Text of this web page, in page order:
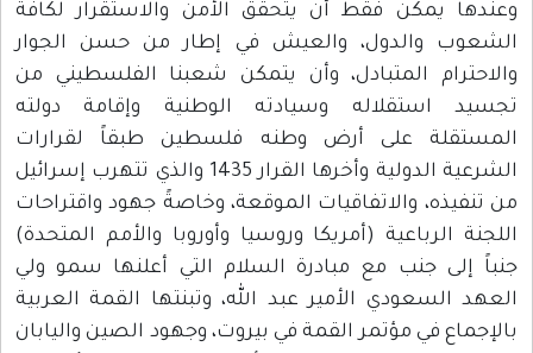
وعندها يمكن فقط أن يتحقق الأمن والاستقرار لكافة
الشعوب والدول، والعيش في إطار من حسن الجوار
والاحترام المتبادل، وأن يتمكن شعبنا الفلسطيني من
تجسيد استقلاله وسيادته الوطنية وإقامة دولته
المستقلة على أرض وطنه فلسطين طبقاً لقرارات
الشرعية الدولية وأخرها القرار 1435 والذي تتهرب إسرائيل
من تنفيذه، والاتفاقيات الموقعة، وخاصةً جهود واقتراحات
اللجنة الرباعية (أمريكا وروسيا وأوروبا والأمم المتحدة)
جنباً إلى جنب مع مبادرة السلام التي أعلنها سمو ولي
العهد السعودي الأمير عبد الله، وتبنتها القمة العربية
بالإجماع في مؤتمر القمة في بيروت، وجهود الصين واليابان